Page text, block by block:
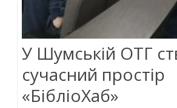
У Шумській ОТГ
сучасний простір
«БібліоХаб»